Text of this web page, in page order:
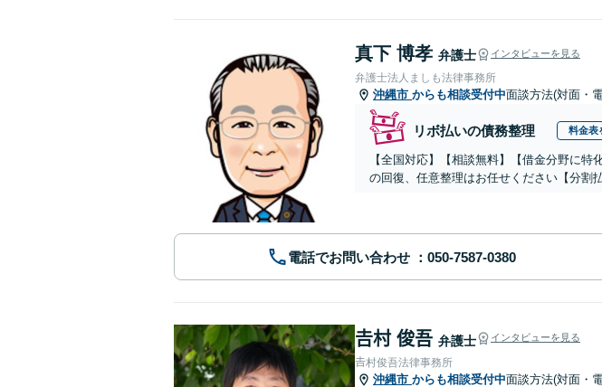
真下 博孝 弁護士 インタビューを見る
弁護士法人ましも法律事務所
沖縄市 からも相談受付中面談方法(対面・
リボ払いの債務整理 料金表
【全国対応】【相談無料】【借金分野に
の回復、任意整理はお任せください【分割払
電話でお問い合わせ
𠮷村 俊吾 弁護士 インタビューを見る
𠮷村俊吾法律事務所
沖縄市 からも相談受付中面談方法(対面・